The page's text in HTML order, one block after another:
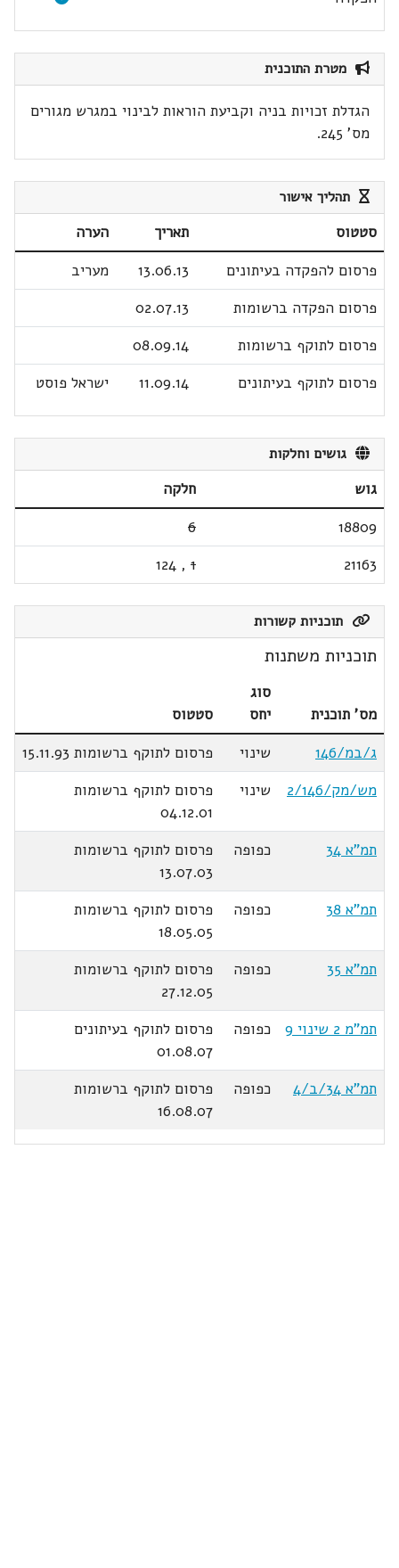
מטרת התוכנית
הגדלת זכויות בניה וקביעת הוראות לבינוי במגרש מגורים
מס' 245.
תהליך אישור
סטטוס תאריך
הערה
פרסום להפקדה בעיתונים
13.06.13
מעריב
פרסום הפקדה ברשומות
02.07.13
פרסום לתוקף ברשומות
08.09.14
פרסום לתוקף בעיתונים
11.09.14 ישראל פוסט
גושים וחלקות
גוש
חלקה
18809
6
21163
1
,
124
תוכניות קשורות
תוכניות משתנות
מס' תוכנית
סוג
יחס
סטטוס
ג/במ/146
שינוי
פרסום לתוקף ברשומות 15.11.93
מש/מק/2/146
שינוי
פרסום לתוקף ברשומות
04.12.01
תמ"א 34
כפופה
פרסום לתוקף ברשומות
13.07.03
תמ"א 38
כפופה
פרסום לתוקף ברשומות
18.05.05
תמ"א 35
כפופה
פרסום לתוקף ברשומות
27.12.05
תמ"מ 2 שינוי 9
כפופה
פרסום לתוקף בעיתונים
01.08.07
תמ"א 34/ב/4
כפופה
פרסום לתוקף ברשומות
16.08.07